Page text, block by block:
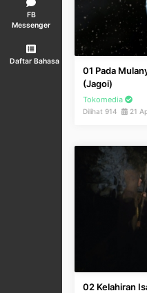
FB
Messenger
Daftar Bahasa
01 Pada
(Jagoi)
Tokomedia
Dilihat 914 21
02 Kelahiran